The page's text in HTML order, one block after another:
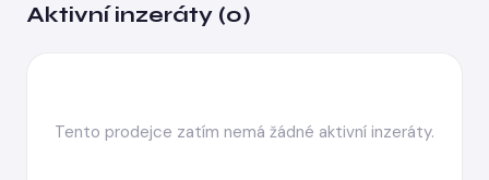
Aktivní inzeráty (0)
Tento prodejce zatím nemá žádné aktivní inzeráty.